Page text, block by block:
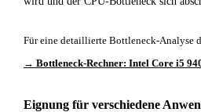
Für eine detaillierte Bottleneck-Analyse
→ Bottleneck-Rechner: Intel Core i5
Eignung für verschiedene